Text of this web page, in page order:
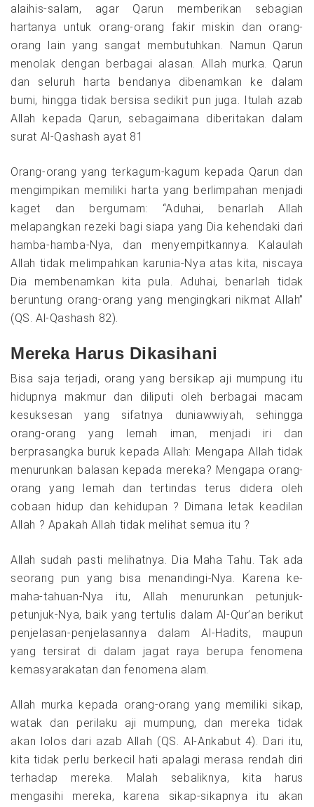
alaihis-salam, agar Qarun memberikan sebagian
hartanya untuk orang-orang fakir miskin dan orang-
orang lain yang sangat membutuhkan. Namun Qarun
menolak dengan berbagai alasan. Allah murka. Qarun
dan seluruh harta bendanya dibenamkan ke dalam
bumi, hingga tidak bersisa sedikit pun juga. Itulah azab
Allah kepada Qarun, sebagaimana diberitakan dalam
surat Al-Qashash ayat 81
Orang-orang yang terkagum-kagum kepada Qarun dan
mengimpikan memiliki harta yang berlimpahan menjadi
kaget dan bergumam: “Aduhai, benarlah Allah
melapangkan rezeki bagi siapa yang Dia kehendaki dari
hamba-hamba-Nya, dan menyempitkannya. Kalaulah
Allah tidak melimpahkan karunia-Nya atas kita, niscaya
Dia membenamkan kita pula. Aduhai, benarlah tidak
beruntung orang-orang yang mengingkari nikmat Allah”
(QS. Al-Qashash 82).
Mereka Harus Dikasihani
Bisa saja terjadi, orang yang bersikap aji mumpung itu
hidupnya makmur dan diliputi oleh berbagai macam
kesuksesan yang sifatnya duniawwiyah, sehingga
orang-orang yang lemah iman, menjadi iri dan
berprasangka buruk kepada Allah: Mengapa Allah tidak
menurunkan balasan kepada mereka? Mengapa orang-
orang yang lemah dan tertindas terus didera oleh
cobaan hidup dan kehidupan ? Dimana letak keadilan
Allah ? Apakah Allah tidak melihat semua itu ?
Allah sudah pasti melihatnya. Dia Maha Tahu. Tak ada
seorang pun yang bisa menandingi-Nya. Karena ke-
maha-tahuan-Nya itu, Allah menurunkan petunjuk-
petunjuk-Nya, baik yang tertulis dalam Al-Qur’an berikut
penjelasan-penjelasannya dalam Al-Hadits, maupun
yang tersirat di dalam jagat raya berupa fenomena
kemasyarakatan dan fenomena alam.
Allah murka kepada orang-orang yang memiliki sikap,
watak dan perilaku aji mumpung, dan mereka tidak
akan lolos dari azab Allah (QS. Al-Ankabut 4). Dari itu,
kita tidak perlu berkecil hati apalagi merasa rendah diri
terhadap mereka. Malah sebaliknya, kita harus
mengasihi mereka, karena sikap-sikapnya itu akan